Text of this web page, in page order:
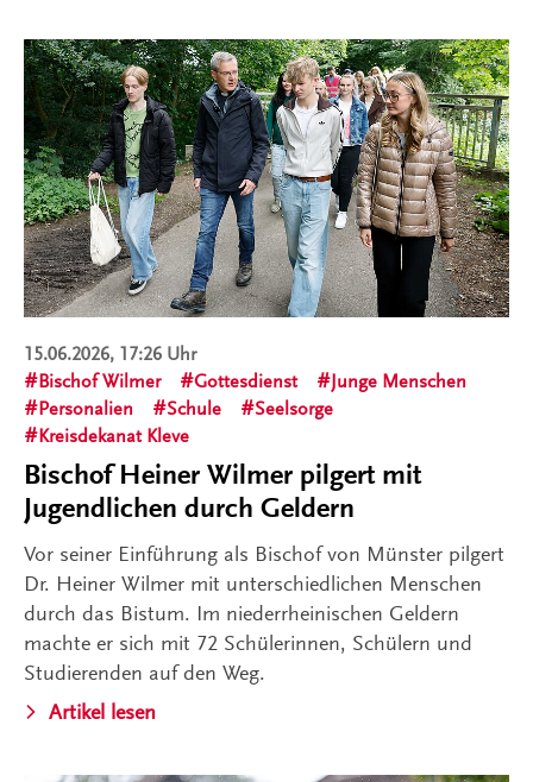
15.06.2026, 17:26 Uhr
Bischof Wilmer
Gottesdienst
Junge Menschen
Personalien
Schule
Seelsorge
Kreisdekanat Kleve
Bischof Heiner Wilmer pilgert mit
Jugendlichen durch Geldern
Vor seiner Einführung als Bischof von Münster pilgert
Dr. Heiner Wilmer mit unterschiedlichen Menschen
durch das Bistum. Im niederrheinischen Geldern
machte er sich mit 72 Schülerinnen, Schülern und
Studierenden auf den Weg.
Artikel lesen